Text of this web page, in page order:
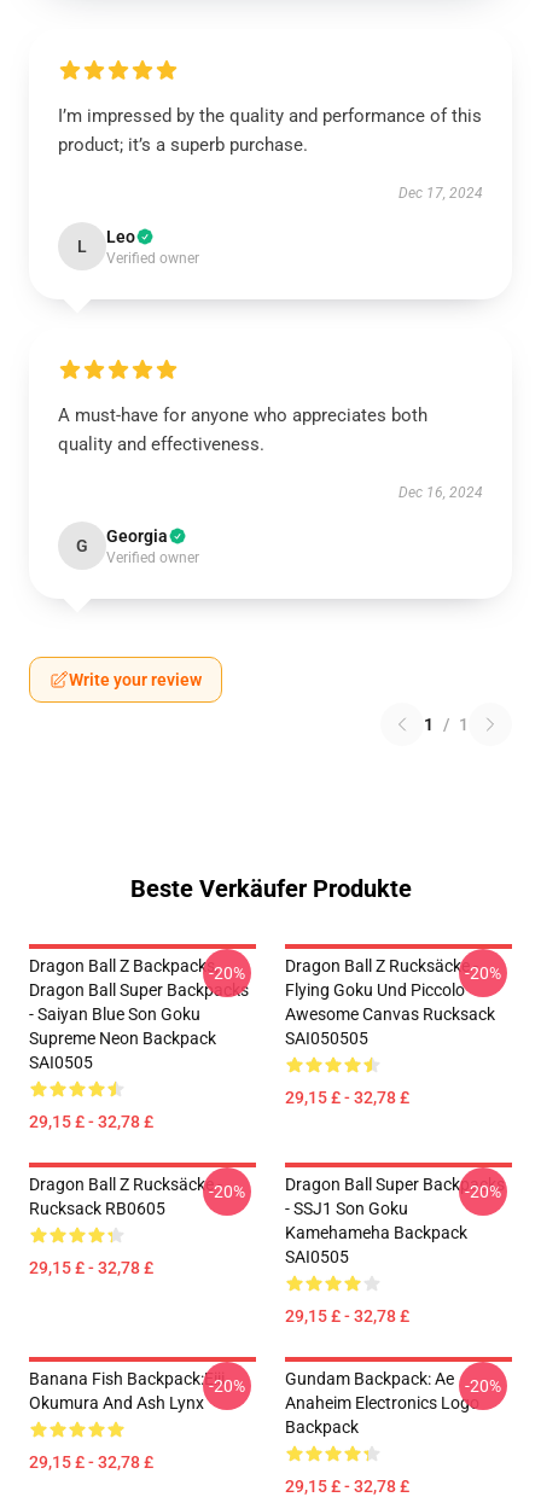
I’m impressed by the quality and performance of this
product; it’s a superb purchase.
Dec 17, 2024
L Leo
Verified owner
A must-have for anyone who appreciates both
quality and effectiveness.
Dec 16, 2024
G Georgia
Verified owner
Write your review
1 / 1
Beste Verkäufer Produkte
Dragon Ball Z Backpacks,
Dragon Ball Super Backpacks
- Saiyan Blue Son Goku
Supreme Neon Backpack
SAI0505
29,15 £ - 32,78 £
-20%
Dragon Ball Z Rucksäcke -
Flying Goku Und Piccolo
Awesome Canvas Rucksack
SAI050505
29,15 £ - 32,78 £
-20%
Dragon Ball Z Rucksäcke -
Rucksack RB0605
29,15 £ - 32,78 £
-20%
Dragon Ball Super Backpacks
- SSJ1 Son Goku
Kamehameha Backpack
SAI0505
29,15 £ - 32,78 £
-20%
Banana Fish Backpack:Eiji
Okumura And Ash Lynx
29,15 £ - 32,78 £
-20%
Gundam Backpack: Ae
Anaheim Electronics Logo
Backpack
29,15 £ - 32,78 £
-20%